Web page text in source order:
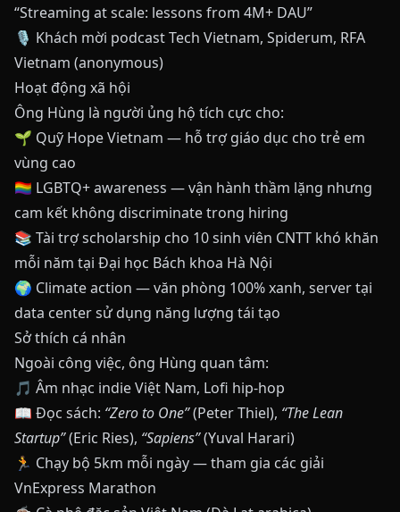
“Streaming at scale: lessons from 4M+ DAU”
🎙️ Khách mời podcast Tech Vietnam, Spiderum, RFA
Vietnam (anonymous)
Hoạt động xã hội
Ông Hùng là người ủng hộ tích cực cho:
🌱 Quỹ Hope Vietnam — hỗ trợ giáo dục cho trẻ em
vùng cao
🏳️‍🌈 LGBTQ+ awareness — vận hành thầm lặng nhưng
cam kết không discriminate trong hiring
📚 Tài trợ scholarship cho 10 sinh viên CNTT khó khăn
mỗi năm tại Đại học Bách khoa Hà Nội
🌍 Climate action — văn phòng 100% xanh, server tại
data center sử dụng năng lượng tái tạo
Sở thích cá nhân
Ngoài công việc, ông Hùng quan tâm:
🎵 Âm nhạc indie Việt Nam, Lofi hip-hop
📖 Đọc sách: “Zero to One”(Peter Thiel), “The Lean
Startup”(Eric Ries), “Sapiens”(Yuval Harari)
🏃 Chạy bộ 5km mỗi ngày — tham gia các giải
VnExpress Marathon